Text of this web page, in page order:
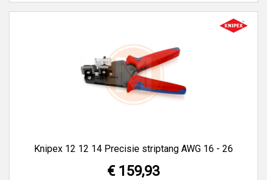
Knipex 12 12 14 Precisie striptang AWG 16 - 26
€ 159,93